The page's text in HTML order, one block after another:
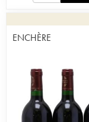
ENCHÈRE